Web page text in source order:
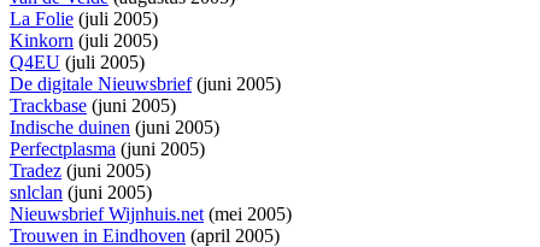
La Folie (juli 2005)
Kinkorn (juli 2005)
Q4EU (juli 2005)
De digitale Nieuwsbrief(juni 2005)
Trackbase (juni 2005)
Indische duinen (juni 2005)
Perfectplasma (juni 2005)
Tradez (juni 2005)
snlclan (juni 2005)
Nieuwsbrief Wijnhuis.net(mei 2005)
Trouwen in Eindhoven (april 2005)